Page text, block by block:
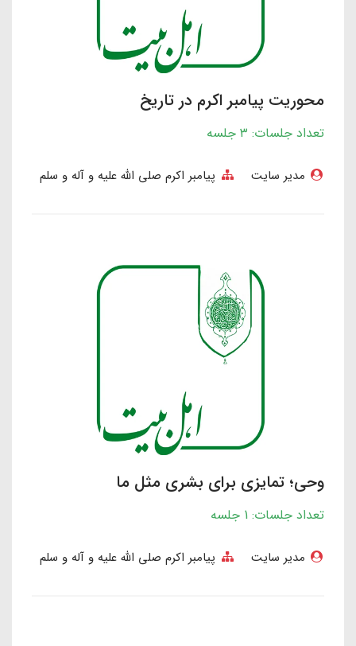
محوریت پیامبر اکرم در تاریخ
تعداد جلسات: ۳ جلسه
مدیر سایت پیامبر اکرم صلی الله علیه و آله و سلم
وحی؛ تمایزی برای بشری مثل ما
تعداد جلسات: 1 جلسه
مدیر سایت پیامبر اکرم صلی الله علیه و آله و سلم